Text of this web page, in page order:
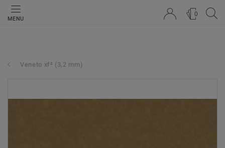
MENU
0
Veneto xf² (3,2 mm)